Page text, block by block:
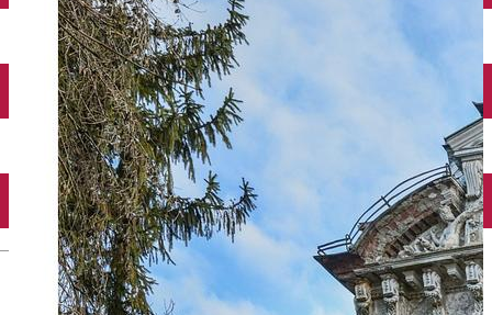
Închirieri auto
Închirieri biciclete
Taxi
Încărcare vehicule electrice